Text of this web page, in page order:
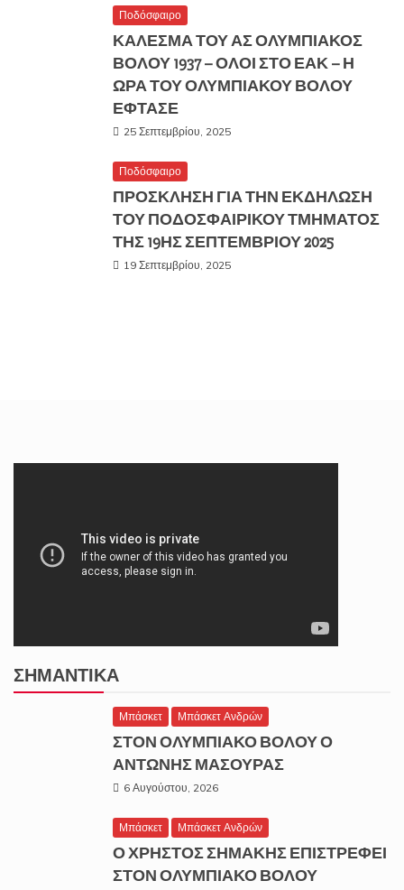
Ποδόσφαιρο
ΚΑΛΕΣΜΑ ΤΟΥ ΑΣ ΟΛΥΜΠΙΑΚΟΣ
ΒΟΛΟΥ 1937 – ΟΛΟΙ ΣΤΟ ΕΑΚ – Η
ΩΡΑ ΤΟΥ ΟΛΥΜΠΙΑΚΟΥ ΒΟΛΟΥ
ΕΦΤΑΣΕ
25 Σεπτεμβρίου, 2025
Ποδόσφαιρο
ΠΡΟΣΚΛΗΣΗ ΓΙΑ ΤΗΝ ΕΚΔΗΛΩΣΗ
ΤΟΥ ΠΟΔΟΣΦΑΙΡΙΚΟΥ ΤΜΗΜΑΤΟΣ
ΤΗΣ 19ΗΣ ΣΕΠΤΕΜΒΡΙΟΥ 2025
19 Σεπτεμβρίου, 2025
ΣΗΜΑΝΤΙΚΆ
Μπάσκετ Μπάσκετ Ανδρών
ΣΤΟΝ ΟΛΥΜΠΙΑΚΟ ΒΟΛΟΥ Ο
ΑΝΤΩΝΗΣ ΜΑΣΟΥΡΑΣ
6 Αυγούστου, 2026
Μπάσκετ Μπάσκετ Ανδρών
Ο ΧΡΗΣΤΟΣ ΣΗΜΑΚΗΣ ΕΠΙΣΤΡΕΦΕΙ
ΣΤΟΝ ΟΛΥΜΠΙΑΚΟ ΒΟΛΟΥ